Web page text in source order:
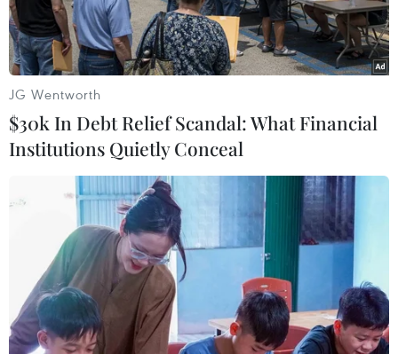
người đã không thể tạo ra đủ kháng thể chống COVID-
19 sau hai mũi tiêm vaccine nên việc nghiên cứu tiêm
thêm mũi bổ sung là cần thiết.
JG Wentworth
$30k In Debt Relief Scandal: What Financial
Institutions Quietly Conceal